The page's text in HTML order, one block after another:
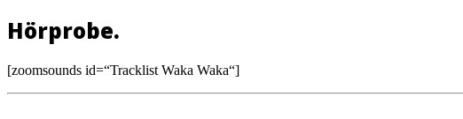
Hörprobe.
[zoomsounds id=“Tracklist Waka Waka“]